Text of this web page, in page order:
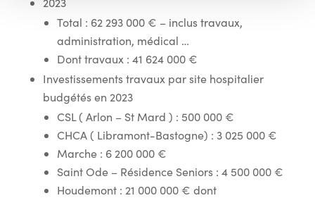
Total : 62 293 000 € – inclus travaux,
administration, médical …
Dont travaux : 41 624 000 €
Investissements travaux par site hospitalier
budgétés en 2023
CSL ( Arlon – St Mard ) : 500 000 €
CHCA ( Libramont-Bastogne) : 3 025 000 €
Marche : 6 200 000 €
Saint Ode – Résidence Seniors : 4 500 000 €
Houdemont : 21 000 000 € dont